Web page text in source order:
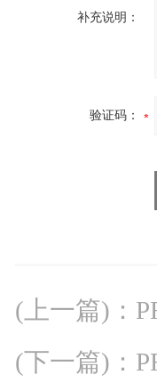
补充说明：
验证码：
(上一篇) ：
(下一篇) ：